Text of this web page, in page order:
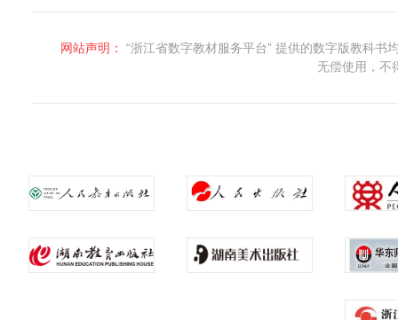
网站声明：
“浙江省数字教材服务平台” 提供的数字版教科
无偿使用，不